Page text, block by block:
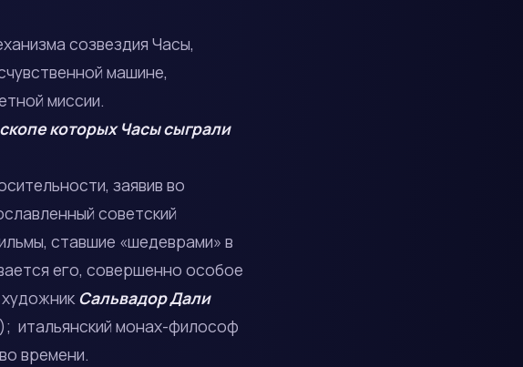
созвездия Часы,
машине,
миссии.
которых Часы сыграли
заявив во
советский
ставшие «шедеврами» в
его, совершенно особое
Сальвадор Дали
итальянский монах-философ
времени.